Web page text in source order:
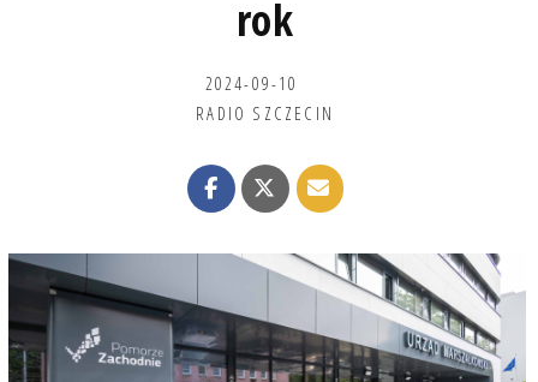
rok
2024-09-10
RADIO SZCZECIN